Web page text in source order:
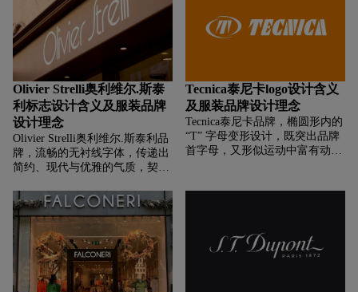
别，展现出品牌的简约、大气与
历史传承，黑白配色的复古椭圆
标识，结合狮头元素，塑造出经
典、奢华、有底蕴的品牌形象，
体现品牌融合意大利传统皮革工
艺与现代时尚设计的核心价值，
承载着品牌半个多世纪对高端生
活方式的诠释。
“Aquascutum” 以独特的字体呈
现，“A” 字母的强调设计强化识
Olivier Strelli奥利维尔.斯泰
利标志设计含义及服装品牌
设计理念
Olivier Strelli奥利维尔.斯泰利品
牌，‌‌‌流畅的无衬线字体，传递出
简约、现代与优雅的气质，契合
位，展现出法式时尚的细腻与格
调，体现品牌在设计中对线条感
与简洁美学的追求。
Tecnica泰尼卡logo设计含义
及服装品牌设计理念
Tecnica泰尼卡品牌，‌‌‌椭圆形内的
“T” 字母变形设计，既突出品牌
首字母，又形似运动中富有动感
徒步鞋等户外运动装备的定位，
具有倾斜角度的字体呈现，橙色
调鲜明亮眼，展现出热情、积极